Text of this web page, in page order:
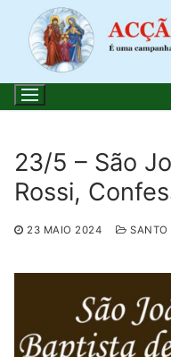
para
conteúdo
Pesquisar
por:
Blog
23/5 – São
Rossi,
23 MAIO 2024 SANTO